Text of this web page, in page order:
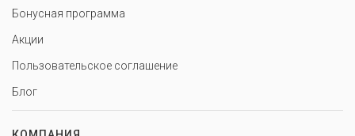
Бонусная программа
Акции
Пользовательское соглашение
Блог